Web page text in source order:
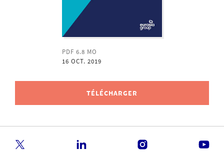
TÉLÉCHARGER
PDF 6.8 MO
16 OCT. 2019